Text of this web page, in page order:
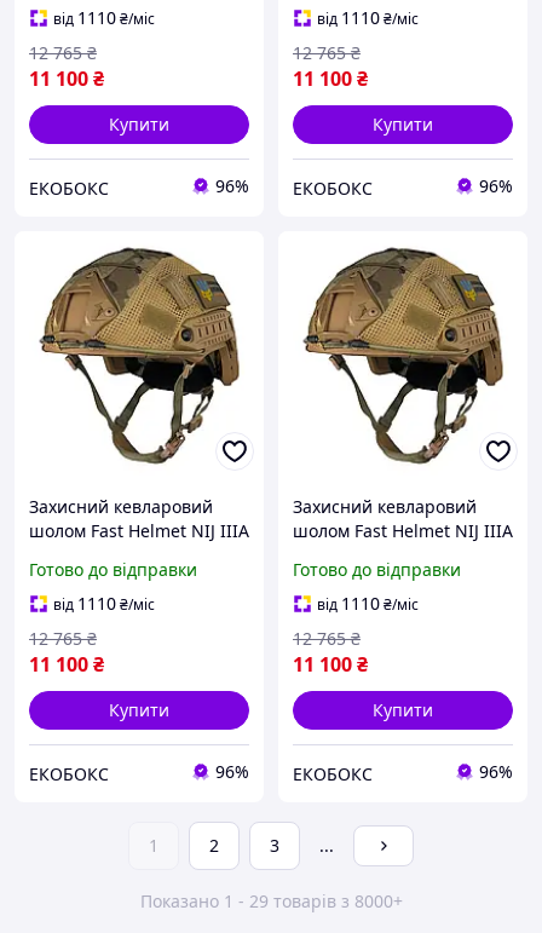
від 1110₴/міс
11 100₴
12 765 ₴
Купити
ЕКОБОКС 96%
від 1110₴/міс
11 100₴
12 765 ₴
Купити
ЕКОБОКС 96%
Захисний кевларовий
шолом Fast Helmet NIJ IIIA
(Мультикам) L EKOBOX
Готово до відправки
від 1110₴/міс
11 100₴
12 765 ₴
Купити
ЕКОБОКС 96%
Захисний кевларовий
шолом Fast Helmet NIJ IIIA
(Мультикам) XL EKOBOX
Готово до відправки
від 1110₴/міс
11 100₴
12 765 ₴
Купити
ЕКОБОКС 96%
1 2 3 ...
Показано 1 - 29 товарів з 8000+